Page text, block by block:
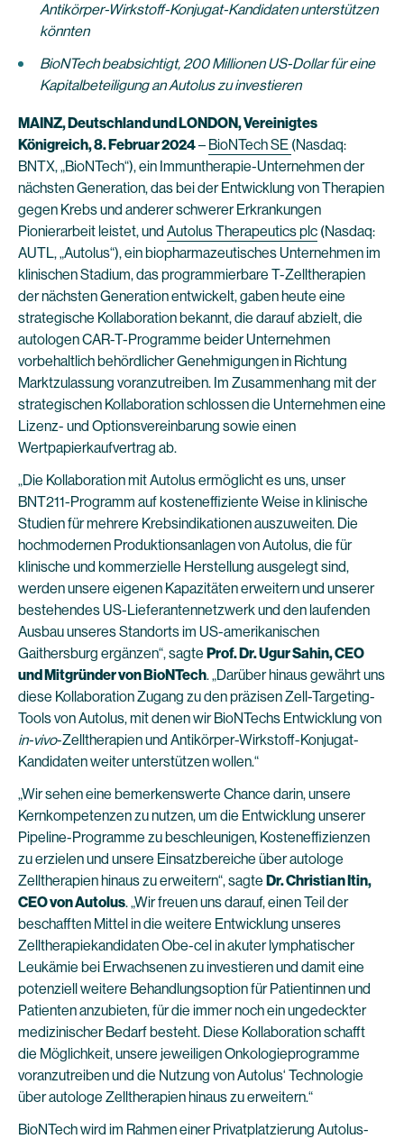
Antikörper-Wirkstoff-Konjugat-Kandidaten unterstützen
könnten
BioNTech beabsichtigt, 200 Millionen US-Dollar für eine
Kapitalbeteiligung an Autolus zu investieren
MAINZ, Deutschland und LONDON, Vereinigtes
Königreich, 8. Februar 2024– BioNTech SE (Nasdaq:
BNTX, „BioNTech“), ein Immuntherapie-Unternehmen der
nächsten Generation, das bei der Entwicklung von Therapien
gegen Krebs und anderer schwerer Erkrankungen
Pionierarbeit leistet, und Autolus Therapeutics plc (Nasdaq:
AUTL, „Autolus“), ein biopharmazeutisches Unternehmen im
klinischen Stadium, das programmierbare T-Zelltherapien
der nächsten Generation entwickelt, gaben heute eine
strategische Kollaboration bekannt, die darauf abzielt, die
autologen CAR-T-Programme beider Unternehmen
vorbehaltlich behördlicher Genehmigungen in Richtung
Marktzulassung voranzutreiben. Im Zusammenhang mit der
strategischen Kollaboration schlossen die Unternehmen eine
Lizenz- und Optionsvereinbarung sowie einen
Wertpapierkaufvertrag ab.
„Die Kollaboration mit Autolus ermöglicht es uns, unser
BNT211-Programm auf kosteneffiziente Weise in klinische
Studien für mehrere Krebsindikationen auszuweiten. Die
hochmodernen Produktionsanlagen von Autolus, die für
klinische und kommerzielle Herstellung ausgelegt sind,
werden unsere eigenen Kapazitäten erweitern und unserer
bestehendes US-Lieferantennetzwerk und den laufenden
Ausbau unseres Standorts im US-amerikanischen
Gaithersburg ergänzen“, sagte Prof. Dr. Ugur Sahin, CEO
und Mitgründer von BioNTech. „Darüber hinaus gewährt uns
diese Kollaboration Zugang zu den präzisen Zell-Targeting-
Tools von Autolus, mit denen wir BioNTechs Entwicklung von
in-vivo-Zelltherapien und Antikörper-Wirkstoff-Konjugat-
Kandidaten weiter unterstützen wollen.“
„Wir sehen eine bemerkenswerte Chance darin, unsere
Kernkompetenzen zu nutzen, um die Entwicklung unserer
Pipeline-Programme zu beschleunigen, Kosteneffizienzen
zu erzielen und unsere Einsatzbereiche über autologe
Zelltherapien hinaus zu erweitern“, sagte Dr. Christian Itin,
CEO von Autolus. „Wir freuen uns darauf, einen Teil der
beschafften Mittel in die weitere Entwicklung unseres
Zelltherapiekandidaten Obe-cel in akuter lymphatischer
Leukämie bei Erwachsenen zu investieren und damit eine
potenziell weitere Behandlungsoption für Patientinnen und
Patienten anzubieten, für die immer noch ein ungedeckter
medizinischer Bedarf besteht. Diese Kollaboration schafft
die Möglichkeit, unsere jeweiligen Onkologieprogramme
voranzutreiben und die Nutzung von Autolus‘ Technologie
über autologe Zelltherapien hinaus zu erweitern.“
BioNTech wird im Rahmen einer Privatplatzierung Autolus-